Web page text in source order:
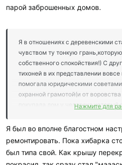
парой заброшенных домов.
Я в отношениях с деревенскими
чувством ту тонкую
собственного спокойствия!) С
тихоней в их представлении
помогала юридическими
охранной грамотой(и от
покупала дом у человека,который
Нажмите для
Я был во вполне благостном
ремонтировать. Пока хибарка
был типа свой. Как крышу